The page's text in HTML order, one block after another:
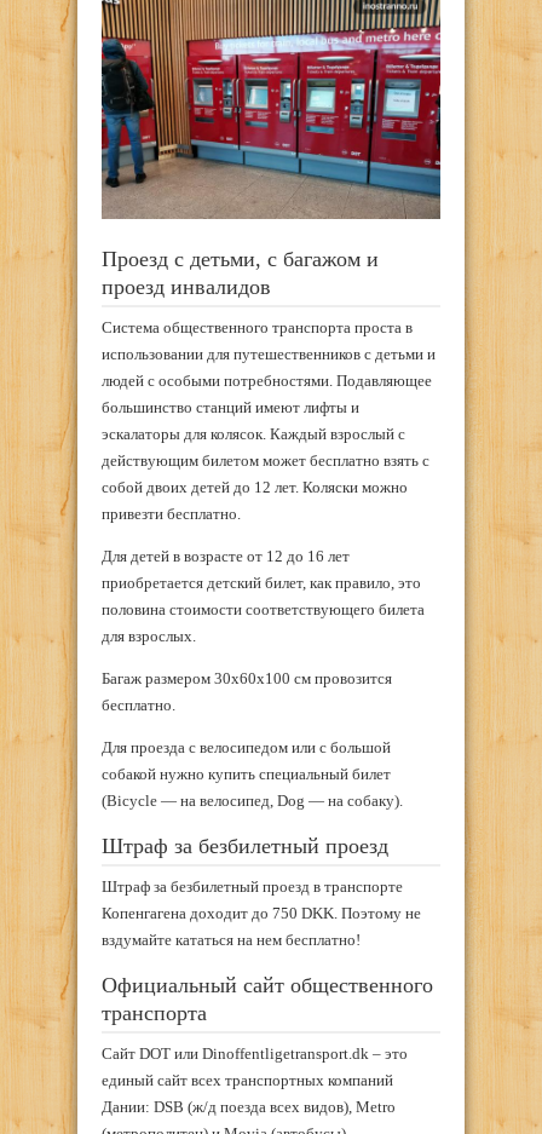
Проезд с детьми, с багажом и
проезд инвалидов
Система общественного транспорта проста в
использовании для путешественников с детьми и
людей с особыми потребностями. Подавляющее
большинство станций имеют лифты и
эскалаторы для колясок. Каждый взрослый с
действующим билетом может бесплатно взять с
собой двоих детей до 12 лет. Коляски можно
привезти бесплатно.
Для детей в возрасте от 12 до 16 лет
приобретается детский билет, как правило, это
половина стоимости соответствующего билета
для взрослых.
Багаж размером 30х60х100 см провозится
бесплатно.
Для проезда с велосипедом или с большой
собакой нужно купить специальный билет
(Bicycle — на велосипед, Dog — на собаку).
Штраф за безбилетный проезд
Штраф за безбилетный проезд в транспорте
Копенгагена доходит до 750 DKK. Поэтому не
вздумайте кататься на нем бесплатно!
Официальный сайт общественного
транспорта
Сайт DOT или Dinoffentligetransport.dk – это
единый сайт всех транспортных компаний
Дании: DSB (ж/д поезда всех видов), Metro